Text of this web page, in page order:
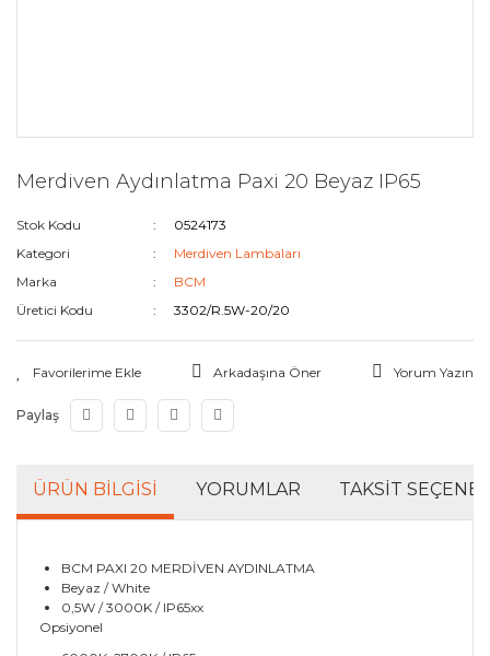
Merdiven Aydınlatma Paxi 20 Beyaz IP65
Stok Kodu
0524173
Kategori
Merdiven Lambaları
Marka
BCM
Üretici Kodu
3302/R.5W-20/20
Arkadaşına Öner Yorum Yazın
Paylaş
ÜRÜN BILGISI YORUMLAR TAKSIT
BCM PAXI 20 MERDİVEN AYDINLATMA
Beyaz / White
0,5W / 3000K / IP65xx
Opsiyonel